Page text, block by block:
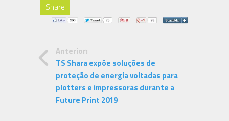
Share
Anterior:
TS Shara expõe soluções de
proteção de energia voltadas para
plotters e impressoras durante a
Future Print 2019